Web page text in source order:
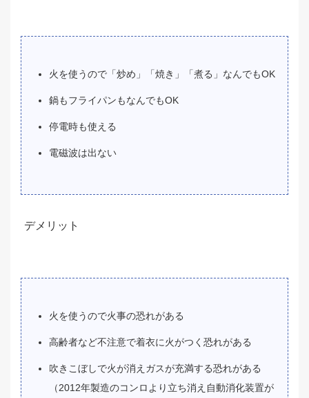
火を使うので「炒め」「焼き」「煮る」なんでもOK
鍋もフライパンもなんでもOK
停電時も使える
電磁波は出ない
デメリット
火を使うので火事の恐れがある
高齢者など不注意で着衣に火がつく恐れがある
吹きこぼしで火が消えガスが充満する恐れがある
（2012年製造のコンロより立ち消え自動消化装置が